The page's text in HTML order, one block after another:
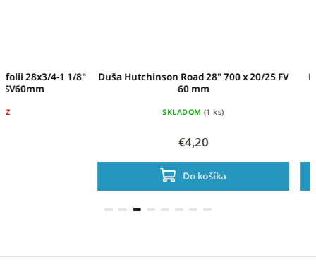
Duša Hutchinson Road 28" 700 x 20/25 FV
Duša Hutchinson